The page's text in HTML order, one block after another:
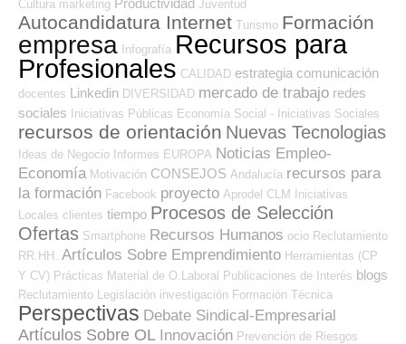
Cultura marketing Productividad Juventud
Autocandidatura Internet Turismo Formación
empresa Infografía Recursos para
Profesionales CALIDAD estrategia comunicación
docentes Linkedin DIVERSIDAD mercado de trabajo redes
sociales
Iniciativas Públicas Economía Social - Iniciativas Sociales
recursos de orientación Nuevas Tecnologias
Ideas de Negocio Informes EUROPA Noticias Empleo-
Economía Motivación CONSEJOS Andalucía recursos para
la formación Facebook proyecto Aprodel CLM
Iniciativas
Locales clientes tiempo Procesos de Selección
Ofertas Smartphone Recursos Humanos ocio Reclutamiento
RR.HH.
Artículos Sobre Emprendimiento Herramientas (CP
Y CV) Prácticas Material de O.Laboral Publicaciones de Interés blogs
Reclutamiento Legislación investigación Formación Técnica
Perspectivas Debate Sindical-Empresarial
Artículos Sobre OL Innovación Prevención de Riesgos